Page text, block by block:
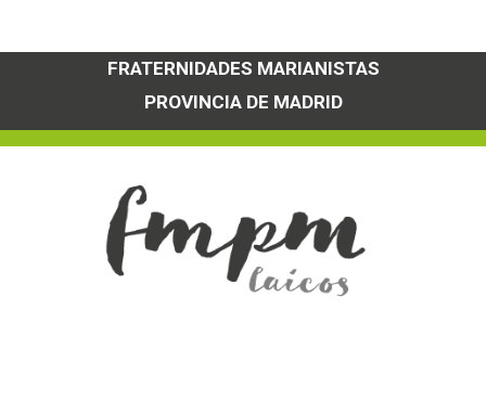
FRATERNIDADES MARIANISTAS
PROVINCIA DE MADRID